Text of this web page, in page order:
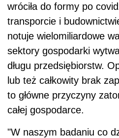
wróciła do formy po
transporcie i
notuje wielomiliardowe
sektory gospodarki
długu przedsiębiorstw.
lub też całkowity brak
to główne przyczyny
całej gospodarce.
"W naszym badaniu co